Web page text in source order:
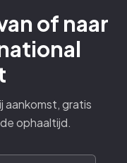
of naar
aankomst, gratis
ophaaltijd.